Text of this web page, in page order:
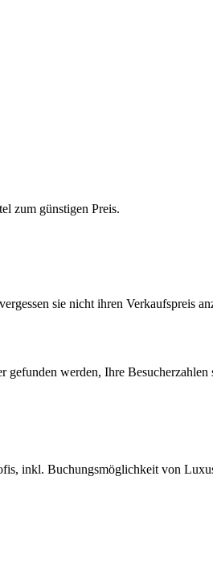
zum günstigen Preis.
sie nicht ihren Verkaufspreis
gefunden werden, Ihre
inkl. Buchungsmöglichkeit von